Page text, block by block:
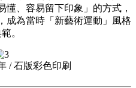
、容易留下印象」的方式，
成為當時「新藝術運動」風格
。
/ 石版彩色印刷